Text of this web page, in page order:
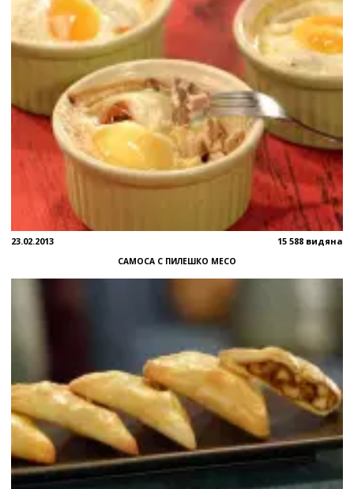
23.02.2013 15 588 видяна
САМОСА С ПИЛЕШКО МЕСО